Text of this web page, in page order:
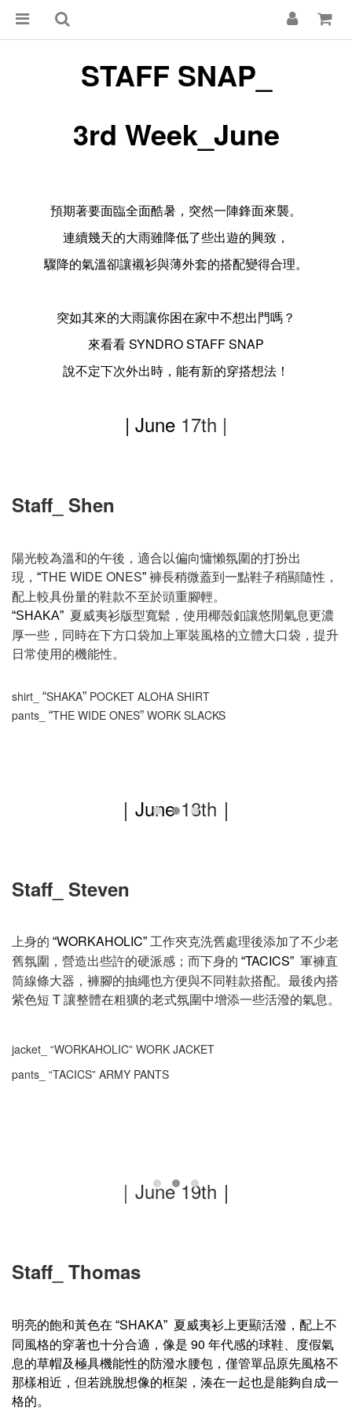
STAFF SNAP_
3rd Week_June
預期著要面臨全面酷暑，突然一陣鋒面來襲。
連續幾天的大雨雖降低了些出遊的興致，
驟降的氣溫卻讓襯衫與薄外套的搭配變得合理。
突如其來的大雨讓你困在家中不想出門嗎？
來看看 SYNDRO STAFF SNAP
說不定下次外出時，能有新的穿搭想法！
| June 17th |
Staff_ Shen
陽光較為溫和的午後，適合以偏向慵懶氛圍的打扮出
現， “THE WIDE ONES” 褲長稍微蓋到一點鞋子稍顯隨性，
配上較具份量的鞋款不至於頭重腳輕。
“SHAKA” 夏威夷衫版型寬鬆，使用椰殼釦讓悠閒氣息更濃
厚一些，同時在下方口袋加上軍裝風格的立體大口袋，提升
日常使用的機能性。
shirt_ “SHAKA” POCKET ALOHA SHIRT
pants_ “THE WIDE ONES” WORK SLACKS
｜June18th ｜
Staff_ Steven
上身的 “WORKAHOLIC” 工作夾克洗舊處理後添加了不少老
舊氛圍，營造出些許的硬派感；而下身的 “TACICS” 軍褲直
筒線條大器，褲腳的抽繩也方便與不同鞋款搭配。最後內搭
紫色短 T 讓整體在粗獷的老式氛圍中增添一些活潑的氣息。
jacket_ “WORKAHOLIC” WORK JACKET
pants_
“TACICS” ARMY PANTS
｜June 19th ｜
Staff_ Thomas
明亮的飽和黃色在 “SHAKA” 夏威夷衫上更顯活潑，配上不
同風格的穿著也十分合適，像是 90 年代感的球鞋、度假氣
息的草帽及極具機能性的防潑水腰包，僅管單品原先風格不
那樣相近，但若跳脫想像的框架，湊在一起也是能夠自成一
格的。